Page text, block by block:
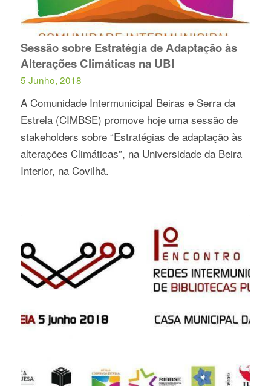
Sessão sobre Estratégia de Adaptação às
Alterações Climáticas na UBI
5 Junho, 2018
A Comunidade Intermunicipal Beiras e Serra da
Estrela (CIMBSE) promove hoje uma sessão de
stakeholders sobre “Estratégias de adaptação às
alterações Climáticas”, na Universidade da Beira
Interior, na Covilhã.